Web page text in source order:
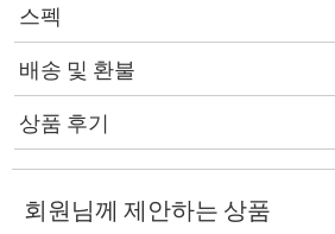
스펙
배송 및 환불
상품 후기
회원님께 제안하는 상품